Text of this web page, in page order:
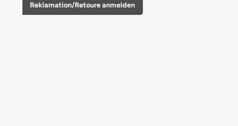
Reklamation/Retoure anmelden